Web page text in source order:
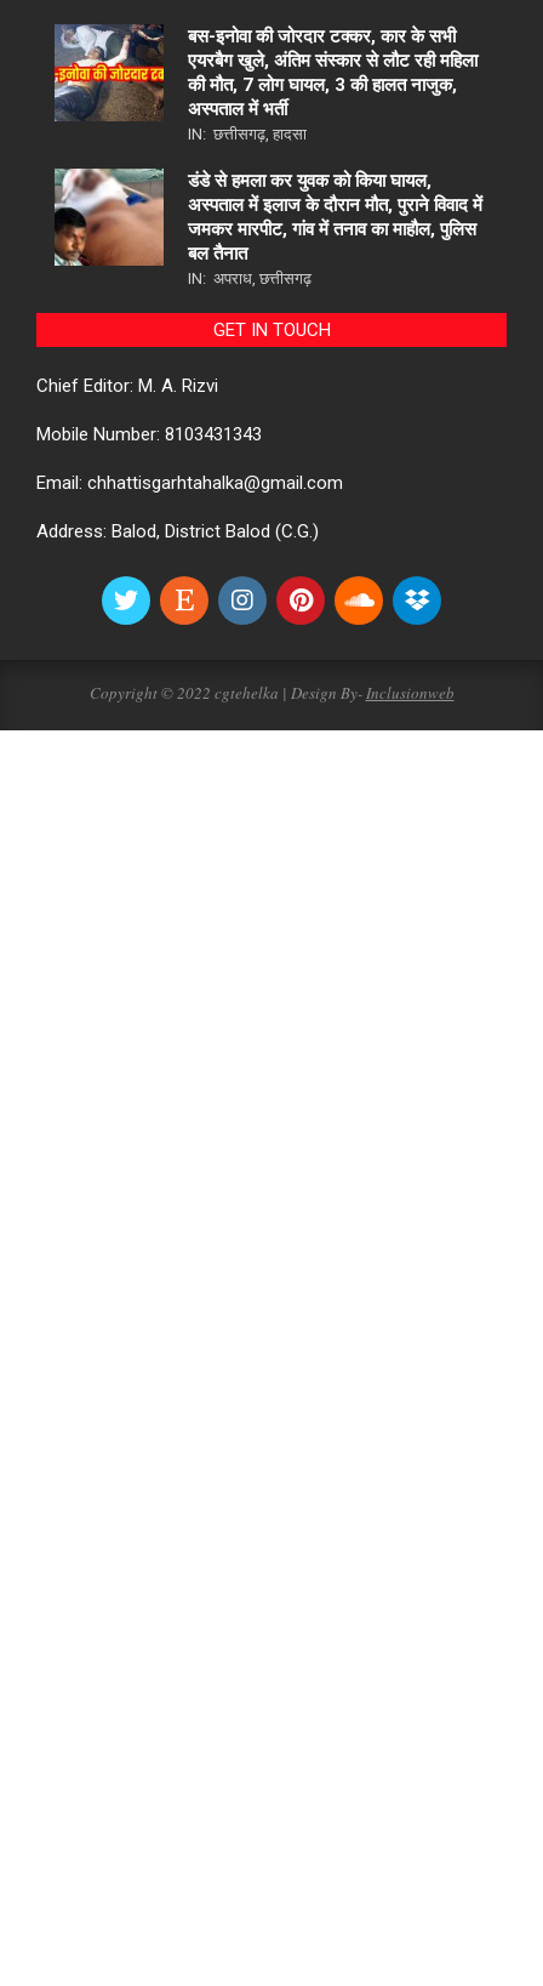
बस-इनोवा की जोरदार टक्कर, कार के सभी
एयरबैग खुले, अंतिम संस्कार से लौट रही महिला
की मौत, 7 लोग घायल, 3 की हालत नाजुक,
अस्पताल में भर्ती
IN: छत्तीसगढ़ हादसा
डंडे से हमला कर युवक को किया घायल,
अस्पताल में इलाज के दौरान मौत, पुराने विवाद में
जमकर मारपीट, गांव में तनाव का माहौल, पुलिस
बल तैनात
IN: अपराध छत्तीसगढ़
GET IN TOUCH
Chief Editor: M. A. Rizvi
Mobile Number: 8103431343
Email: chhattisgarhtahalka@gmail.com
Address: Balod, District Balod (C.G.)
Copyright © 2022 cgtehelka | Design By-Inclusionweb